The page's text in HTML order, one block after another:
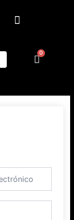
Menú
0